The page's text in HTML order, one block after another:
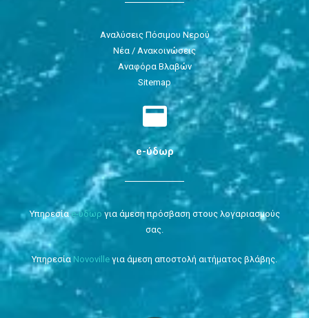
Αναλύσεις Πόσιμου Νερού
Νέα / Ανακοινώσεις
Αναφόρα Βλαβών
Sitemap
e-ύδωρ
Υπηρεσίαe-ύδωρ για άμεση πρόσβαση στους λογαριασμούς
σας.
Υπηρεσία Novoville για άμεση αποστολή αιτήματος βλάβης.